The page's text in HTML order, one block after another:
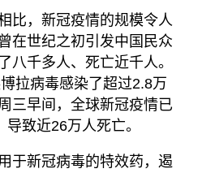
比，新冠疫情的规模令人
在世纪之初引发中国民众
八千多人、死亡近千人。
拉病毒感染了超过2.8万
三早间，全球新冠疫情已
致近26万人死亡。
于新冠病毒的特效药，遏